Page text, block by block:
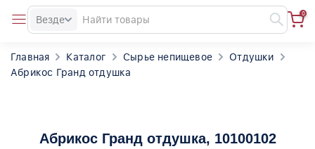
Везде
0
Главная Каталог Сырье непищевое
Отдушки
Абрикос Гранд отдушка
Абрикос Гранд отдушка, 10100102